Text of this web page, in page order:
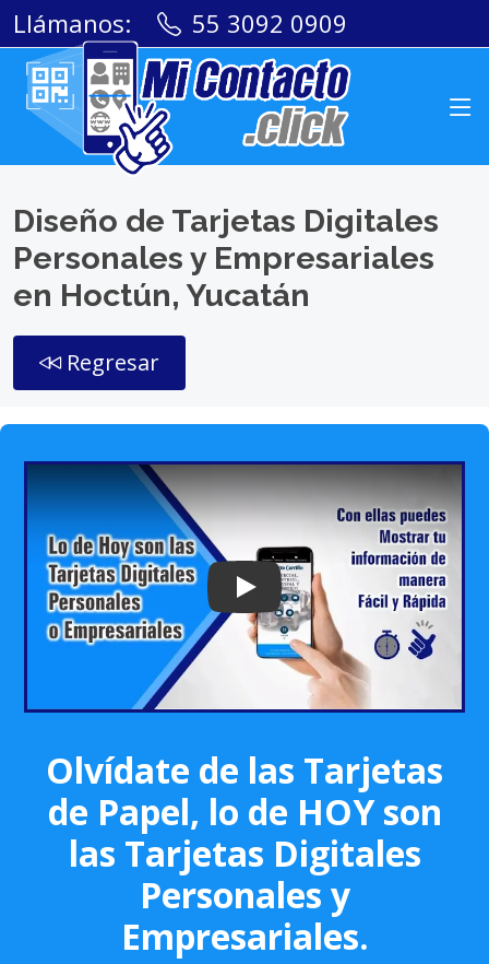
Llámanos: 55 3092 0909
Diseño de Tarjetas Digitales
Personales y Empresariales
en Hoctún, Yucatán
Regresar
Play: Keynote (Google I/O '18)
Olvídate de las Tarjetas
de Papel, lo de HOY son
las Tarjetas Digitales
Personales y
Empresariales.